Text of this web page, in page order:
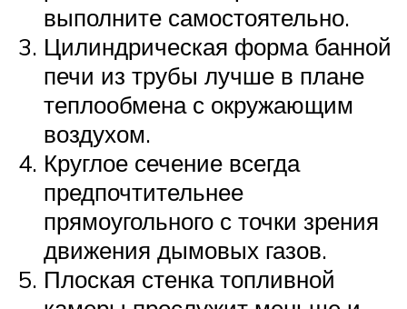
выполните самостоятельно.
Цилиндрическая форма банной
печи из трубы лучше в плане
теплообмена с окружающим
воздухом.
Круглое сечение всегда
предпочтительнее
прямоугольного с точки зрения
движения дымовых газов.
Плоская стенка топливной